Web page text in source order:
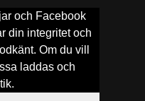
och Facebook
din integritet och
Om du vill
laddas och